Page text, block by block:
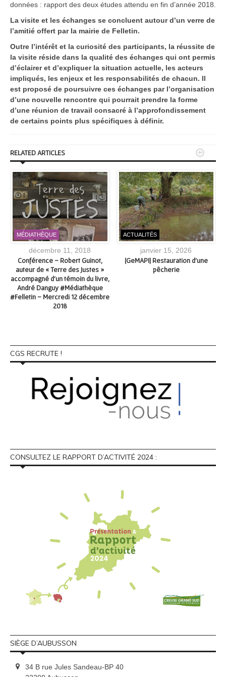
données : rapport des deux études attendu en fin d’année 2018.
La visite et les échanges se concluent autour d’un verre de
l’amitié offert par la mairie de Felletin.
Outre l’intérêt et la curiosité des participants, la réussite de
la visite réside dans la qualité des échanges qui ont permis
d’éclairer et d’expliquer la situation actuelle, les acteurs
impliqués, les enjeux et les responsabilités de chacun. Il
est proposé de poursuivre ces échanges par l’organisation
d’une nouvelle rencontre qui pourrait prendre la forme
d’une réunion de travail consacré à l’approfondissement
de certains points plus spécifiques à définir.
RELATED ARTICLES
MÉDIATHÈQUE
décembre 11, 2018
Conférence – Robert Guinot,
auteur de « Terre des Justes »
accompagné d’un témoin du livre,
André Danguy #Médiathèque
#Felletin – Mercredi 12 décembre
2018
ACTUALITÉS
janvier 15, 2026
[GeMAPI] Restauration d’une
pêcherie

CGS RECRUTE !
CONSULTEZ LE RAPPORT D’ACTIVITÉ 2024 :
SIÈGE D’AUBUSSON
34 B rue Jules Sandeau-BP 40